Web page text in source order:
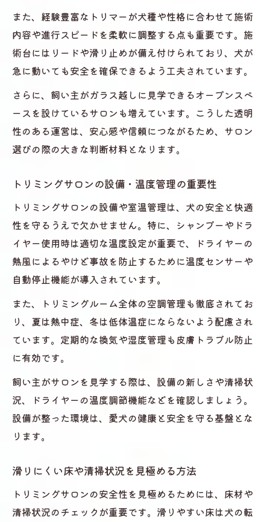
また、経験豊富なトリマーが犬種や性格に合わせて施術
内容や進行スピードを柔軟に調整する点も重要です。施
術台にはリードや滑り止めが備え付けられており、犬が
急に動いても安全を確保できるよう工夫されています。
さらに、飼い主がガラス越しに見学できるオープンスペ
ースを設けているサロンも増えています。こうした透明
性のある運営は、安心感や信頼につながるため、サロン
選びの際の大きな判断材料となります。
トリミングサロンの設備・温度管理の重要性
トリミングサロンの設備や室温管理は、犬の安全と快適
性を守るうえで欠かせません。特に、シャンプーやドラ
イヤー使用時は適切な温度設定が重要で、ドライヤーの
熱風によるやけど事故を防止するために温度センサーや
自動停止機能が導入されています。
また、トリミングルーム全体の空調管理も徹底されてお
り、夏は熱中症、冬は低体温症にならないよう配慮され
ています。定期的な換気や湿度管理も皮膚トラブル防止
に有効です。
飼い主がサロンを見学する際は、設備の新しさや清掃状
況、ドライヤーの温度調節機能などを確認しましょう。
設備が整った環境は、愛犬の健康と安全を守る基盤とな
ります。
滑りにくい床や清掃状況を見極める方法
トリミングサロンの安全性を見極めるためには、床材や
清掃状況のチェックが重要です。滑りやすい床は犬の転